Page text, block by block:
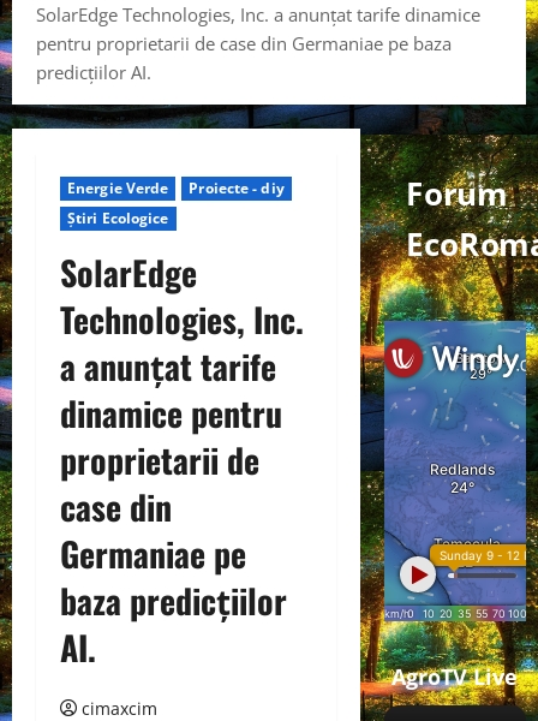
SolarEdge Technologies, Inc. a anunțat tarife dinamice
pentru proprietarii de case din Germaniae pe baza
predicțiilor AI.
Energie Verde
Proiecte - diy
Știri Ecologice
SolarEdge
Technologies, Inc.
a anunțat tarife
dinamice pentru
proprietarii de
case din
Germaniae pe
baza predicțiilor
AI.
cimaxcim
Forum
AgroTV Live